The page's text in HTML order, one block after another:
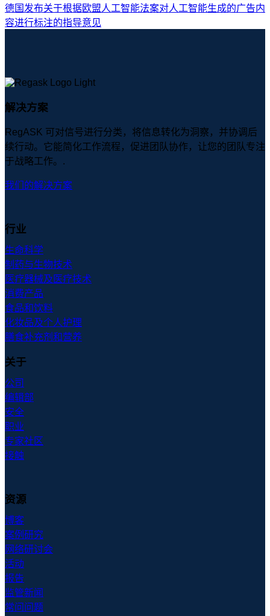
德国发布关于根据欧盟人工智能法案对人工智能生成的广告内
容进行标注的指导意见
解决方案
RegASK 可对信号进行分类，将信息转化为洞察，并协调后
续行动。它能简化工作流程，促进团队协作，让您的团队专注
于战略工作。.
我们的解决方案
行业
生命科学
制药与生物技术
医疗器械及医疗技术
消费产品
食品和饮料
化妆品及个人护理
膳食补充剂和营养
关于
公司
编辑部
安全
职业
专家社区
接触
资源
博客
案例研究
网络研讨会
活动
报告
监管新闻
常问问题